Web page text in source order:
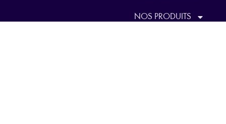
NOS PRODUITS